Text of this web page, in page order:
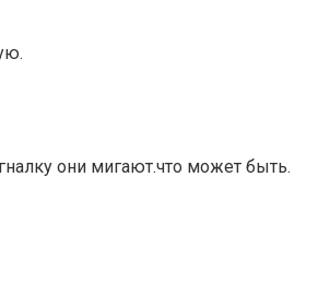
они мигают.что может быть.